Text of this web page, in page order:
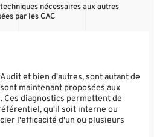
nécessaires aux autres
par les CAC
et bien d'autres, sont autant de
maintenant proposées aux
Ces diagnostics permettent de
qu'il soit interne ou
l'efficacité d'un ou plusieurs